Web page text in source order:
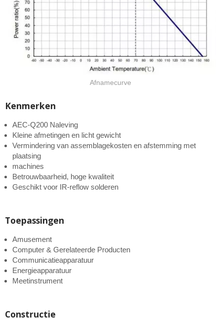
Afnamecurve
Kenmerken
AEC-Q200 Naleving
Kleine afmetingen en licht gewicht
Vermindering van assemblagekosten en afstemming met
plaatsing
machines
Betrouwbaarheid, hoge kwaliteit
Geschikt voor IR-reflow solderen
Toepassingen
Amusement
Computer & Gerelateerde Producten
Communicatieapparatuur
Energieapparatuur
Meetinstrument
Constructie